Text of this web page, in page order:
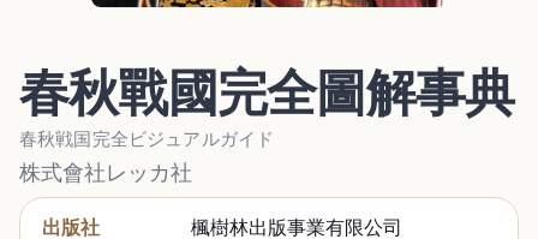
春秋戰國完全圖解事典
春秋戦国完全ビジュアルガイド
株式會社レッカ社
出版社
楓樹林出版事業有限公司